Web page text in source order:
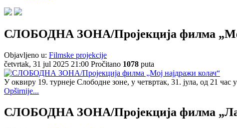
СЛОБОДНА ЗОНА/Пројекција филма
Objavljeno u: Filmske projekcije
četvrtak, 31 jul 2025 21:00 Pročitano 1078 puta
У оквиру 19. турнеје Слободне зоне, у четвртак, 31. јула, од 21
Opširnije...
СЛОБОДНА ЗОНА/Пројекција филма